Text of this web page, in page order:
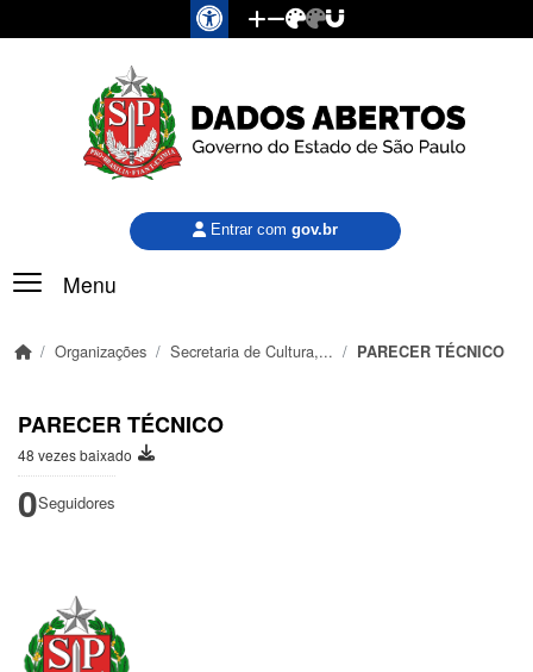
Pular para o conteúdo principal
Menu
Entrar com gov.br
Organizações Secretaria de Cultura,... PARECER TÉCNICO
PARECER TÉCNICO
48 vezes baixado
0Seguidores